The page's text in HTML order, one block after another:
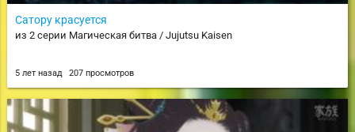
Сатору красуется
из 2 серии Магическая битва / Jujutsu Kaisen
5 лет назад 207 просмотров